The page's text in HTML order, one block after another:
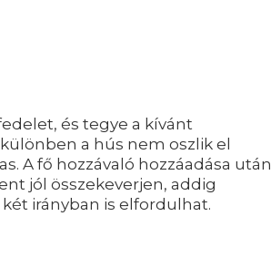
és tegye a kívánt
a hús nem oszlik el
A fő hozzávaló hozzáadása után
jól összekeverjen, addig
irányban is elfordulhat.